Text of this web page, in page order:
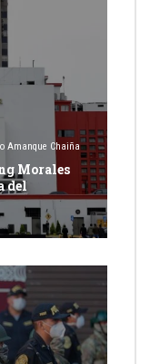
Amanque Chaiña
Morales
del